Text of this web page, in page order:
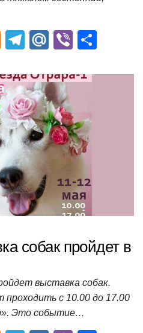
O
n
o
kl
a
ss
ni
ki
T
e
gr
a
m
M
.R
u
Vi
er п
собак пройдет в
выставка собак.
проходить с 10.00 до 17.00
Это событие…